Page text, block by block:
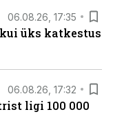
06.08.26, 17:35
üks katkestus
06.08.26, 17:32
ligi 100 000